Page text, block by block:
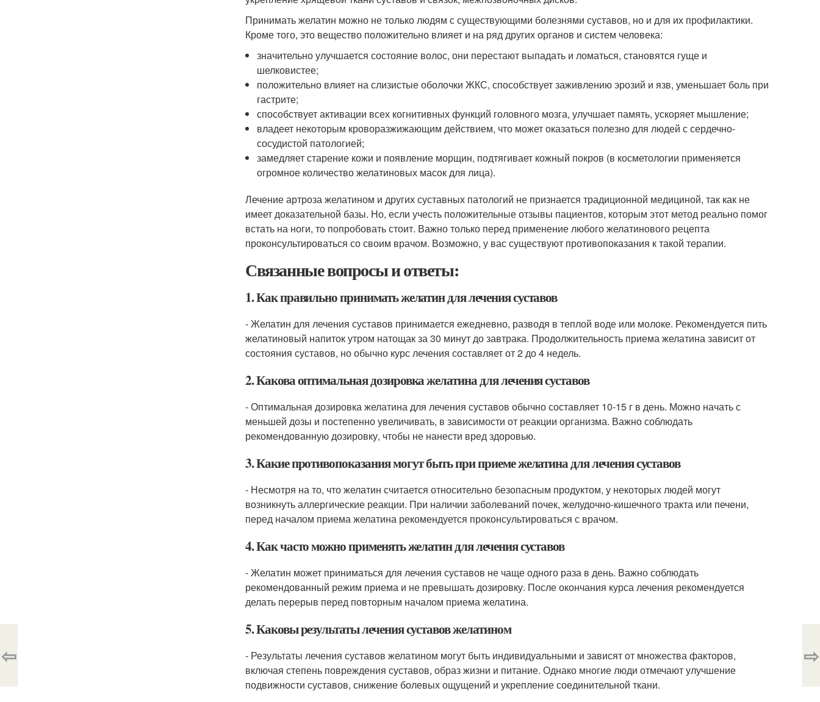
Принимать желатин можно не только людям с существующими болезнями суставов, но и для их профилактики.
Кроме того, это вещество положительно влияет и на ряд других органов и систем человека:
значительно улучшается состояние волос, они перестают выпадать и ломаться, становятся гуще и
шелковистее;
положительно влияет на слизистые оболочки ЖКС, способствует заживлению эрозий и язв, уменьшает боль при
гастрите;
способствует активации всех когнитивных функций головного мозга, улучшает память, ускоряет мышление;
владеет некоторым кроворазжижающим действием, что может оказаться полезно для людей с сердечно-
сосудистой патологией;
замедляет старение кожи и появление морщин, подтягивает кожный покров (в косметологии применяется
огромное количество желатиновых масок для лица).
Лечение артроза желатином и других суставных патологий не признается традиционной медициной, так как не
имеет доказательной базы. Но, если учесть положительные отзывы пациентов, которым этот метод реально помог
встать на ноги, то попробовать стоит. Важно только перед применение любого желатинового рецепта
проконсультироваться со своим врачом. Возможно, у вас существуют противопоказания к такой терапии.
Связанные вопросы и ответы:
1. Как правильно принимать желатин для лечения суставов
- Желатин для лечения суставов принимается ежедневно, разводя в теплой воде или молоке. Рекомендуется пить
желатиновый напиток утром натощак за 30 минут до завтрака. Продолжительность приема желатина зависит от
состояния суставов, но обычно курс лечения составляет от 2 до 4 недель.
2. Какова оптимальная дозировка желатина для лечения суставов
- Оптимальная дозировка желатина для лечения суставов обычно составляет 10-15 г в день. Можно начать с
меньшей дозы и постепенно увеличивать, в зависимости от реакции организма. Важно соблюдать
рекомендованную дозировку, чтобы не нанести вред здоровью.
3. Какие противопоказания могут быть при приеме желатина для лечения суставов
- Несмотря на то, что желатин считается относительно безопасным продуктом, у некоторых людей могут
возникнуть аллергические реакции. При наличии заболеваний почек, желудочно-кишечного тракта или печени,
перед началом приема желатина рекомендуется проконсультироваться с врачом.
4. Как часто можно применять желатин для лечения суставов
- Желатин может приниматься для лечения суставов не чаще одного раза в день. Важно соблюдать
рекомендованный режим приема и не превышать дозировку. После окончания курса лечения рекомендуется
делать перерыв перед повторным началом приема желатина.
5. Каковы результаты лечения суставов желатином
- Результаты лечения суставов желатином могут быть индивидуальными и зависят от множества факторов,
включая степень повреждения суставов, образ жизни и питание. Однако многие люди отмечают улучшение
подвижности суставов, снижение болевых ощущений и укрепление соединительной ткани.
⇦ ⇨